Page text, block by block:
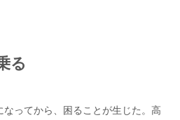
る
ってから、困ることが生じた。高